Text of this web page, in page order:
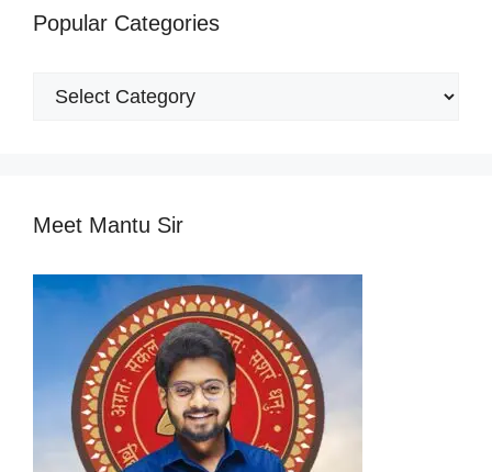
Popular Categories
Popular
Meet Mantu Sir